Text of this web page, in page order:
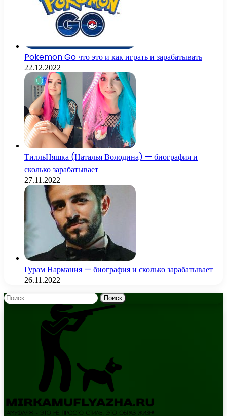
Pokemon Go что это и как играть и зарабатывать
22.12.2022
ТилльНяшка (Наталья Володина) — биография и
сколько зарабатывает
27.11.2022
Гурам Нармания — биография и сколько зарабатывает
26.11.2022
Найти: